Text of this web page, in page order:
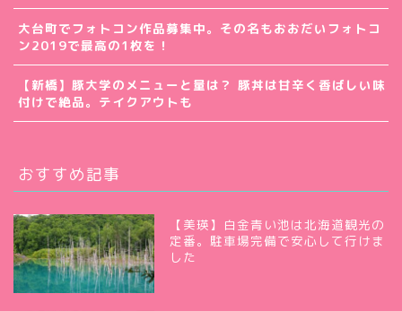
大台町でフォトコン作品募集中。その名もおおだいフォトコ
ン2019で最高の1枚を！
【新橋】豚大学のメニューと量は？ 豚丼は甘辛く香ばしい味
付けで絶品。テイクアウトも
おすすめ記事
【美瑛】白金青い池は北海道観光の
定番。駐車場完備で安心して行けま
した